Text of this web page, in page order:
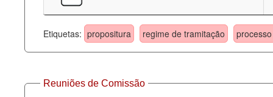
Etiquetas: propositura regime de tramitação
Reuniões de Comissão